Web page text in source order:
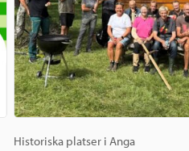
Historiska platser i Anga